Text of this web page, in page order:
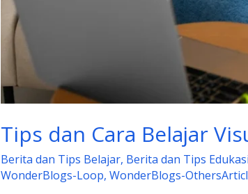
Tips dan Cara Belajar
Berita dan Tips Belajar, Berita dan Tips Edukasi
WonderBlogs-Loop, WonderBlogs-